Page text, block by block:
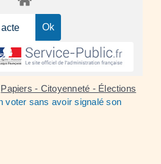
Papiers - Citoyenneté - Élections
voter sans avoir signalé son